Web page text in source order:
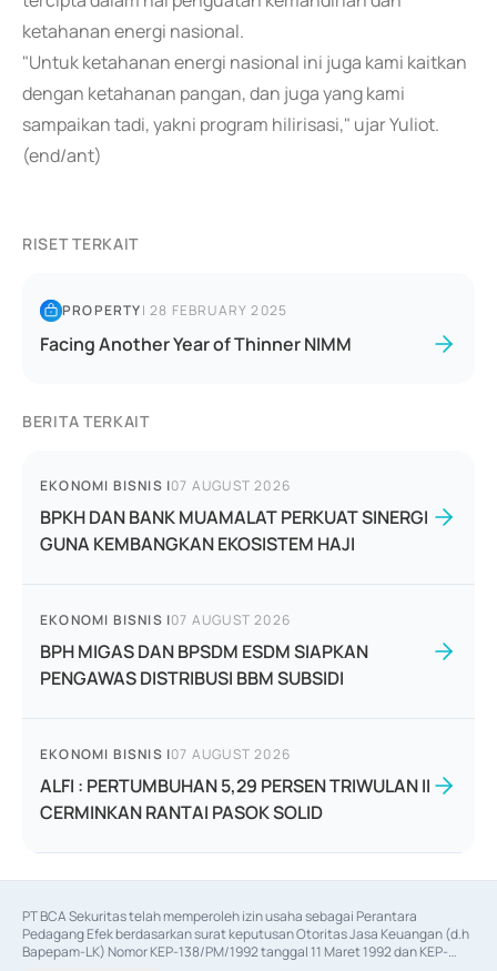
ketahanan energi nasional.
"Untuk ketahanan energi nasional ini juga kami kaitkan
dengan ketahanan pangan, dan juga yang kami
sampaikan tadi, yakni program hilirisasi," ujar Yuliot.
(end/ant)
RISET TERKAIT
PROPERTY|28 FEBRUARY 2025
Facing Another Year of Thinner NIMM
BERITA TERKAIT
EKONOMI BISNIS |07 AUGUST 2026
BPKH DAN BANK MUAMALAT PERKUAT SINERGI
GUNA KEMBANGKAN EKOSISTEM HAJI
EKONOMI BISNIS |07 AUGUST 2026
BPH MIGAS DAN BPSDM ESDM SIAPKAN
PENGAWAS DISTRIBUSI BBM SUBSIDI
EKONOMI BISNIS |07 AUGUST 2026
ALFI : PERTUMBUHAN 5,29 PERSEN TRIWULAN II
CERMINKAN RANTAI PASOK SOLID
PT BCA Sekuritas telah memperoleh izin usaha sebagai Perantara
Pedagang Efek berdasarkan surat keputusan Otoritas Jasa Keuangan (d.h
Bapepam-LK) Nomor KEP-138/PM/1992 tanggal 11 Maret 1992 dan KEP-